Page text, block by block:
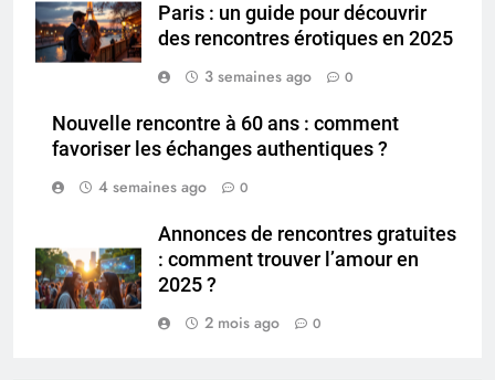
Paris : un guide pour découvrir
des rencontres érotiques en 2025
3 semaines ago
0
Nouvelle rencontre à 60 ans : comment
favoriser les échanges authentiques ?
4 semaines ago
0
Annonces de rencontres gratuites
: comment trouver l’amour en
2025 ?
2 mois ago
0